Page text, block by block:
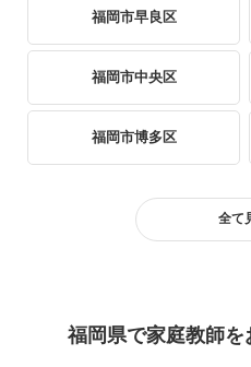
福岡市早良区
福岡市中央区
福岡市博多区
福岡市南区
全て
福岡県で家庭教師